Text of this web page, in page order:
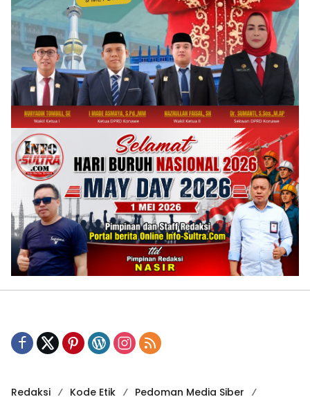
Redaksi Kode Etik Pedoman Media Siber